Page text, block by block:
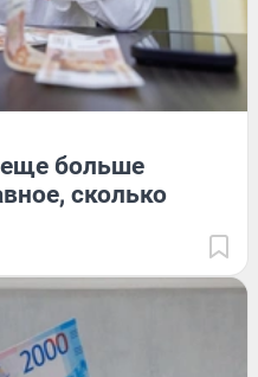
еще больше
сколько